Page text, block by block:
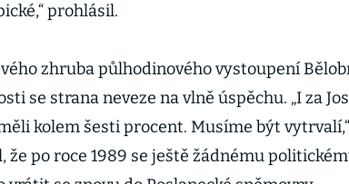
prohlásil.
zhruba půlhodinového vystoupení
se strana neveze na vlně úspěchu. „I za
kolem šesti procent. Musíme být
že po roce 1989 se ještě žádnému